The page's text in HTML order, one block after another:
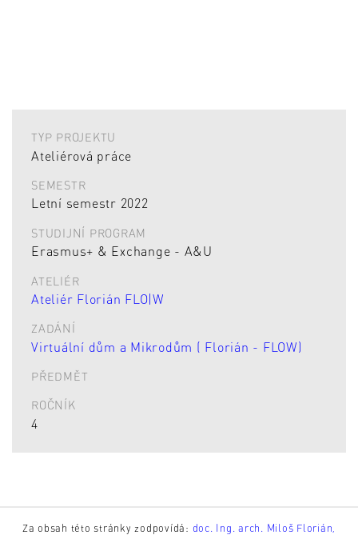
TYP PROJEKTU
Ateliérová práce
SEMESTR
Letní semestr 2022
STUDIJNÍ PROGRAM
Erasmus+ & Exchange - A&U
ATELIÉR
Ateliér Florián FLO|W
ZADÁNÍ
Virtuální dům a Mikrodům ( Florián - FLOW)
PŘEDMĚT
ROČNÍK
4
Za obsah této stránky zodpovídá: doc. Ing. arch. Miloš Florián,